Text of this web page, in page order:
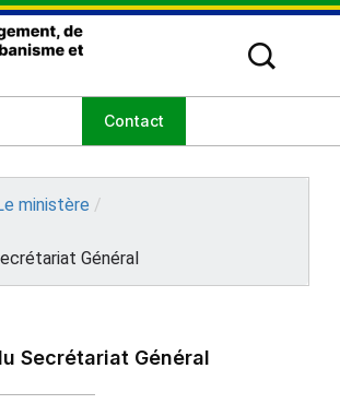
Général
des
Contact
ministère /
Général
Secrétariat Général